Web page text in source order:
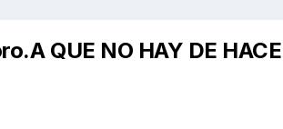
QUE NO HAY DE